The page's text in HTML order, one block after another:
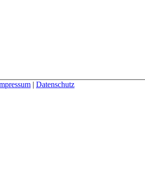
| Datenschutz